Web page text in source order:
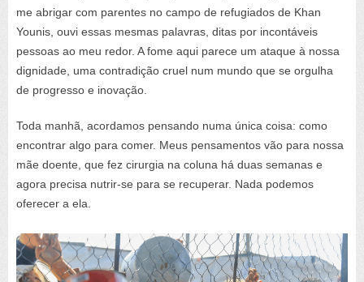
me abrigar com parentes no campo de refugiados de Khan
Younis, ouvi essas mesmas palavras, ditas por incontáveis
pessoas ao meu redor. A fome aqui parece um ataque à nossa
dignidade, uma contradição cruel num mundo que se orgulha
de progresso e inovação.
Toda manhã, acordamos pensando numa única coisa: como
encontrar algo para comer. Meus pensamentos vão para nossa
mãe doente, que fez cirurgia na coluna há duas semanas e
agora precisa nutrir-se para se recuperar. Nada podemos
oferecer a ela.